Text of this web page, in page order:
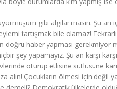
gibi algılanmasın. Şu
tartışmak bile olamaz!
doğru haber yapması
şey yapamayız. Şu an karşı
oturup etlisine sütlüsüne
alın! Çocukların ölmesi için